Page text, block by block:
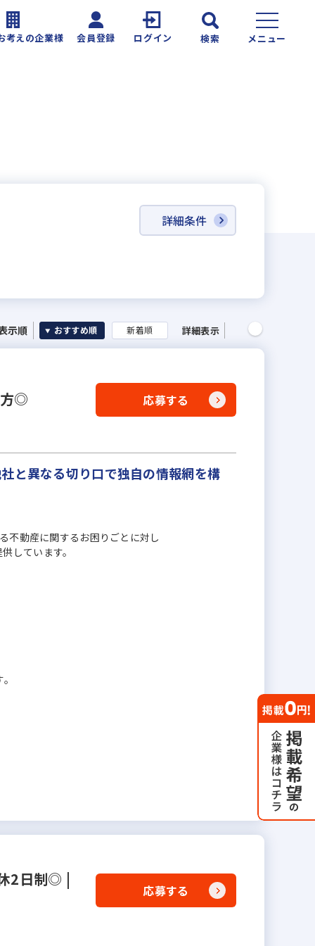
考えの企業様 会員登録 ログイン 検索 メニュー
詳細条件
示順 おすすめ順 新着順 詳細表示
方◎ 応募する
と異なる切り口で独自の情報網を構
不動産に関するお困りごとに対し
しています。
2日制◎ |
応募する